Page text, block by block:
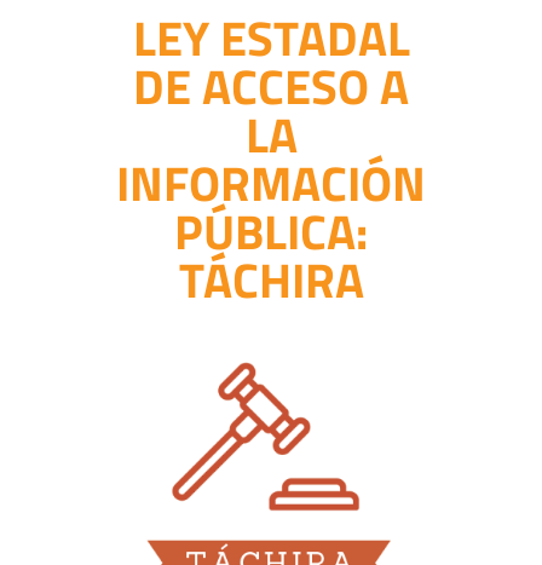
LEY ESTADAL
DE ACCESO A
LA
INFORMACIÓN
PÚBLICA:
TÁCHIRA